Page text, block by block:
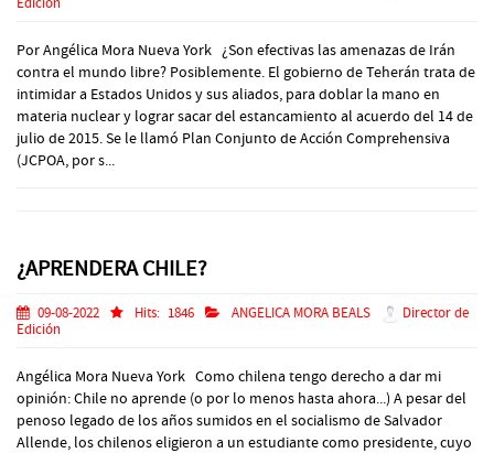
Por Angélica Mora Nueva York ¿Son efectivas las amenazas de Irán
contra el mundo libre? Posiblemente. El gobierno de Teherán trata de
intimidar a Estados Unidos y sus aliados, para doblar la mano en
materia nuclear y lograr sacar del estancamiento al acuerdo del 14 de
julio de 2015. Se le llamó Plan Conjunto de Acción Comprehensiva
(JCPOA, por s...
¿APRENDERA CHILE?
09-08-2022 Hits: 1846 ANGELICA MORA BEALS
Director de
Edición
Angélica Mora Nueva York Como chilena tengo derecho a dar mi
opinión: Chile no aprende (o por lo menos hasta ahora...) A pesar del
penoso legado de los años sumidos en el socialismo de Salvador
Allende, los chilenos eligieron a un estudiante como presidente, cuyo